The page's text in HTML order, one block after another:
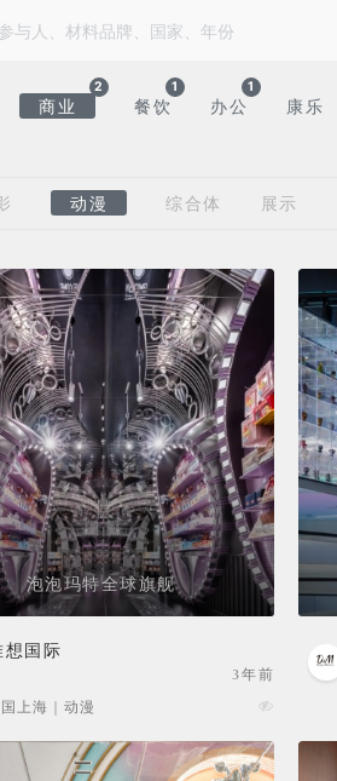
商业
2
餐饮
1
办公
1
康乐
动漫 综合体 展示
泡泡玛特全球旗舰
想国际
3年前
上海 | 动漫